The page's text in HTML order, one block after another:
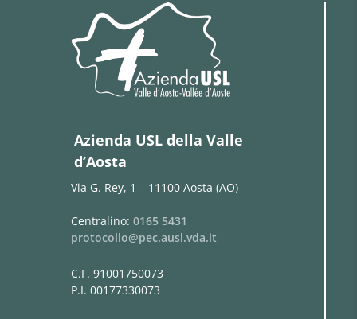
Azienda USL della Valle
d’Aosta
Via G. Rey, 1 – 11100 Aosta (AO)
Centralino: 0165 5431
protocollo@pec.ausl.vda.it
C.F. 91001750073
P.I. 00177330073